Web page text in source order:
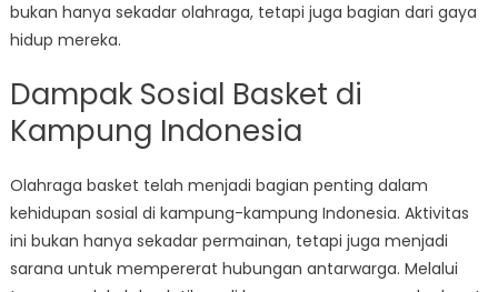
bukan hanya sekadar olahraga, tetapi juga bagian dari gaya
hidup mereka.
Dampak Sosial Basket di
Kampung Indonesia
Olahraga basket telah menjadi bagian penting dalam
kehidupan sosial di kampung-kampung Indonesia. Aktivitas
ini bukan hanya sekadar permainan, tetapi juga menjadi
sarana untuk mempererat hubungan antarwarga. Melalui